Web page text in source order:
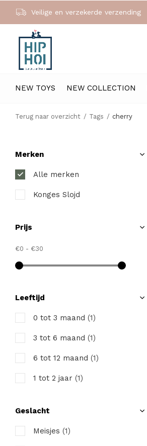
NEW TOYS NEW COLLECTION
Veilige en verzekerde verzending
Terug naar overzicht Tags cherry
Merken
Alle merken
Konges Slojd
Prijs
€0 - €30
Leeftijd
0 tot 3 maand (1)
3 tot 6 maand (1)
6 tot 12 maand (1)
1 tot 2 jaar (1)
Geslacht
Meisjes (1)